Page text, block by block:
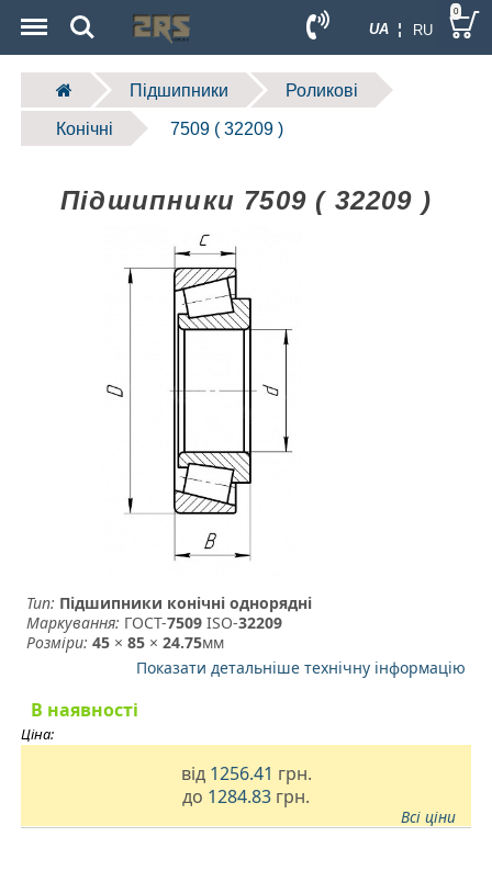
UA ¦ RU
Search 0
Підшипники Роликові
Конічні 7509 ( 32209 )
Підшипники 7509 ( 32209 )
Тип: Підшипники конічні однорядні
Маркування: ГОСТ-7509 ­ ISO-32209
Розміри: 45 ×85 ×24.75мм
Показати детальніше технічну інформацію
В наявності
Ціна:
від 1256.41 грн.
до 1284.83 грн.
Всі ціни